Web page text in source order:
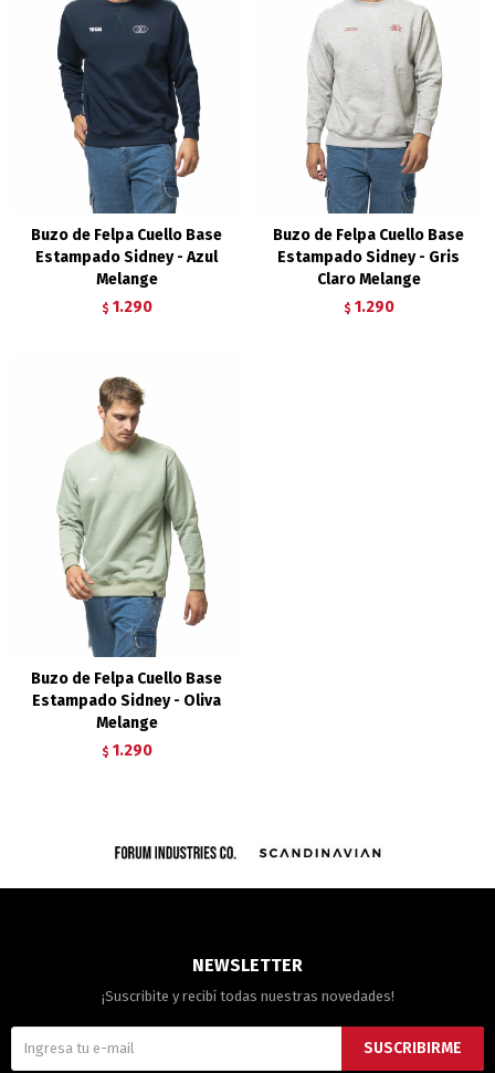
Buzo de Felpa Cuello Base
Estampado Sidney - Azul
Melange
$ 1.290
Buzo de Felpa Cuello Base
Estampado Sidney - Gris
Claro Melange
$ 1.290
Buzo de Felpa Cuello Base
Estampado Sidney - Oliva
Melange
$ 1.290
NEWSLETTER
¡Suscribite y recibí todas nuestras novedades!
SUSCRIBIRME